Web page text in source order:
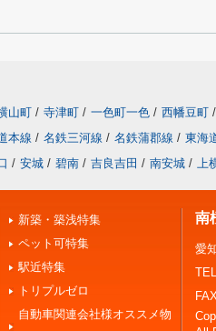
山町 / 寺津町 / 一色町一色 / 西幡豆町 /
本線 / 名鉄三河線 / 名鉄蒲郡線 / 東海
/ 安城 / 碧南 / 吉良吉田 / 南安城 / 上
新築・築浅特集
ペット可特集
駅近特集
トリプルゼロ
自動車関連会社様オススメ物
南
愛